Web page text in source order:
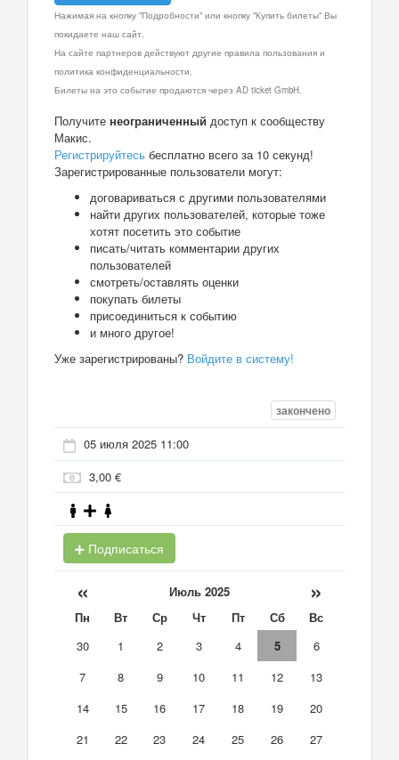
Нажимая на кнопку "Подробности" или кнопку "Купить билеты" Вы
покидаете наш сайт.
На сайте партнеров действуют другие правила пользования и
политика конфиденциальности.
Билеты на это событие продаются через AD ticket GmbH.
Получите неограниченный доступ к сообществу
Макис.
Регистрируйтесь бесплатно всего за 10 секунд!
Зарегистрированные пользователи могут:
договариваться с другими пользователями
найти других пользователей, которые тоже
хотят посетить это событие
писать/читать комментарии других
пользователей
смотреть/оставлять оценки
покупать билеты
присоединиться к событию
и много другое!
Уже зарегистрированы? Войдите в систему!
закончено
05 июля 2025 11:00
3,00 €
Подписаться
« Июль 2025 »
Пн Вт Ср Чт Пт Сб
Вс
30
1 2 3 4 5
6
7
8 9 10 11 12
13
14
15 16 17 18 19
20
21
22 23 24 25 26
27